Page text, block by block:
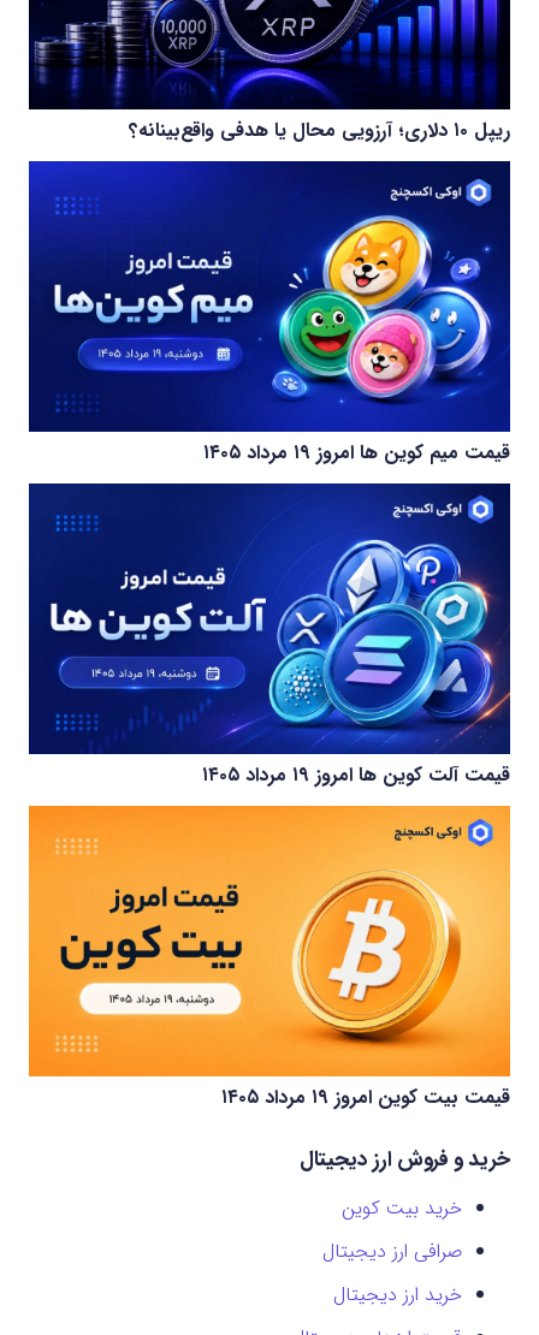
ریپل ۱۰ دلاری؛ آرزویی محال یا هدفی واقع‌بینانه؟
قیمت میم کوین‌ ها امروز ۱۹ مرداد ۱۴۰۵
قیمت آلت کوین ها امروز ۱۹ مرداد ۱۴۰۵
قیمت بیت کوین امروز ۱۹ مرداد ۱۴۰۵
خرید و فروش ارز دیجیتال
خرید بیت کوین
صرافی ارز دیجیتال
خرید ارز دیجیتال